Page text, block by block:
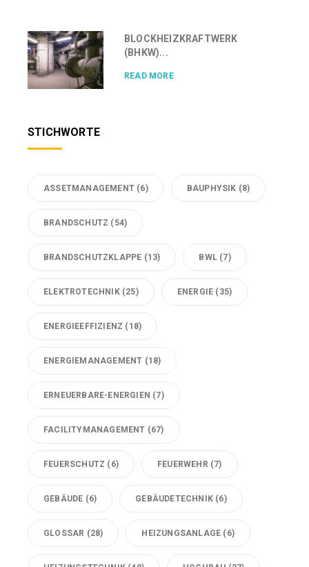
BLOCKHEIZKRAFTWERK
(BHKW)...
READ MORE
STICHWORTE
ASSETMANAGEMENT (6) BAUPHYSIK (8)
BRANDSCHUTZ (54)
BRANDSCHUTZKLAPPE (13) BWL (7)
ELEKTROTECHNIK(25) ENERGIE (35)
ENERGIEEFFIZIENZ (18)
ENERGIEMANAGEMENT (18)
ERNEUERBARE-ENERGIEN (7)
FACILITYMANAGEMENT (67)
FEUERSCHUTZ (6) FEUERWEHR (7)
GEBÄUDE (6) GEBÄUDETECHNIK (6)
GLOSSAR (28) HEIZUNGSANLAGE (6)